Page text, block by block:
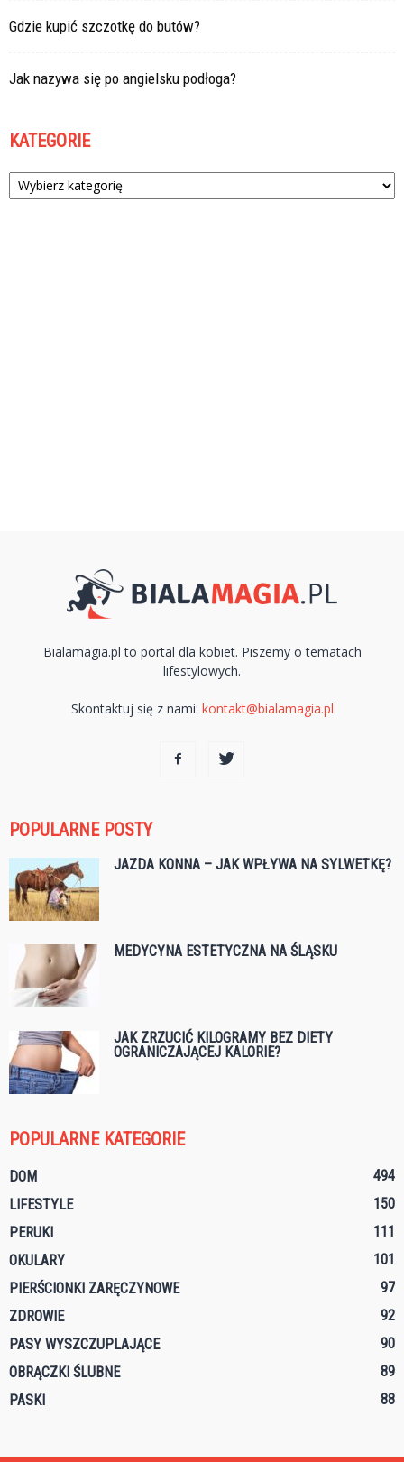
Gdzie kupić szczotkę do butów?
Jak nazywa się po angielsku podłoga?
KATEGORIE
Kategorie
Bialamagia.pl to portal dla kobiet. Piszemy o tematach
lifestylowych.
Skontaktuj się z nami: kontakt@bialamagia.pl
POPULARNE POSTY
JAZDA KONNA – JAK WPŁYWA NA SYLWETKĘ?
MEDYCYNA ESTETYCZNA NA ŚLĄSKU
JAK ZRZUCIĆ KILOGRAMY BEZ DIETY
OGRANICZAJĄCEJ KALORIE?
POPULARNE KATEGORIE
DOM
494
LIFESTYLE
150
PERUKI
111
OKULARY
101
PIERŚCIONKI ZARĘCZYNOWE
97
ZDROWIE
92
PASY WYSZCZUPLAJĄCE
90
OBRĄCZKI ŚLUBNE
89
PASKI
88